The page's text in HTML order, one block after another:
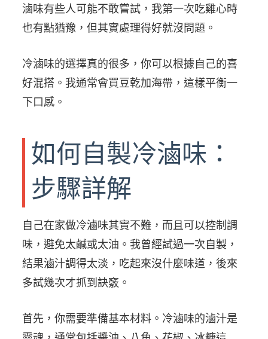
滷味有些人可能不敢嘗試，我第一次吃雞心時
也有點猶豫，但其實處理得好就沒問題。
冷滷味的選擇真的很多，你可以根據自己的喜
好混搭。我通常會買豆乾加海帶，這樣平衡一
下口感。
如何自製冷滷味：
步驟詳解
自己在家做冷滷味其實不難，而且可以控制調
味，避免太鹹或太油。我曾經試過一次自製，
結果滷汁調得太淡，吃起來沒什麼味道，後來
多試幾次才抓到訣竅。
首先，你需要準備基本材料。冷滷味的滷汁是